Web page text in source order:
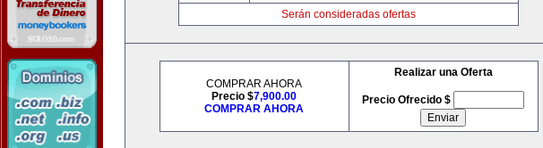
Serán consideradas ofertas
COMPRAR AHORA
Precio $7,900.00
COMPRAR AHORA
Realizar una Oferta
Precio Ofrecido $